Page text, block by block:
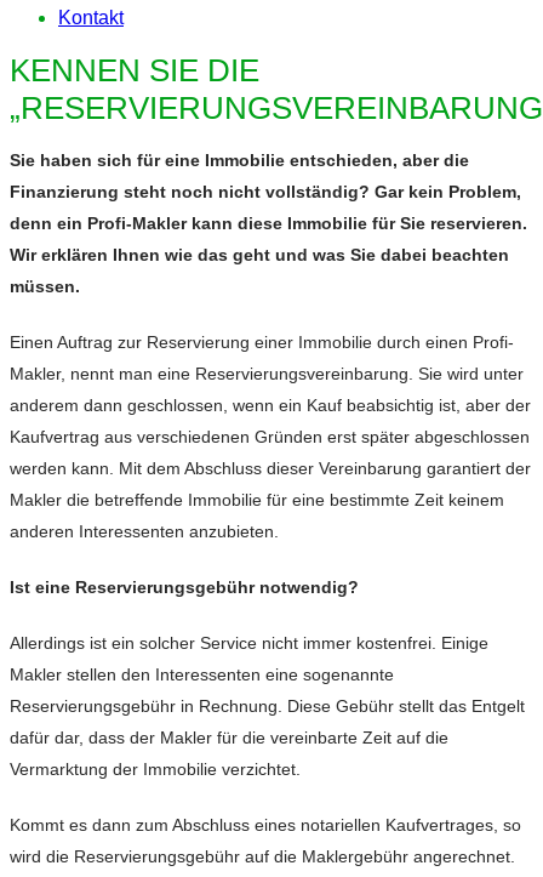
Kontakt
KENNEN SIE DIE
Sie haben sich für eine Immobilie entschieden, aber die
Finanzierung steht noch nicht vollständig? Gar kein Problem,
denn ein Profi-Makler kann diese Immobilie für Sie reservieren.
Wir erklären Ihnen wie das geht und was Sie dabei beachten
müssen.
Einen Auftrag zur Reservierung einer Immobilie durch einen Profi-
Makler, nennt man eine Reservierungsvereinbarung. Sie wird unter
anderem dann geschlossen, wenn ein Kauf beabsichtig ist, aber der
Kaufvertrag aus verschiedenen Gründen erst später abgeschlossen
werden kann. Mit dem Abschluss dieser Vereinbarung garantiert der
Makler die betreffende Immobilie für eine bestimmte Zeit keinem
anderen Interessenten anzubieten.
Ist eine Reservierungsgebühr notwendig?
Allerdings ist ein solcher Service nicht immer kostenfrei. Einige
Makler stellen den Interessenten eine sogenannte
Reservierungsgebühr in Rechnung. Diese Gebühr stellt das Entgelt
dafür dar, dass der Makler für die vereinbarte Zeit auf die
Vermarktung der Immobilie verzichtet.
Kommt es dann zum Abschluss eines notariellen Kaufvertrages, so
wird die Reservierungsgebühr auf die Maklergebühr angerechnet.